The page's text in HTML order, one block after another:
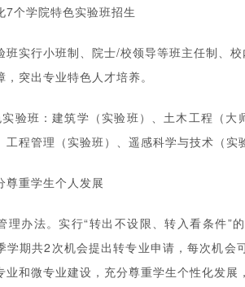
7个学院特色实验班招生
班实行小班制、院士/校领导等班主任制、
突出专业特色人才培养。
验班：建筑学（实验班）、土木工程（
工程管理（实验班）、遥感科学与技术（
尊重学生个人发展
理办法。实行“转出不设限、转入看条件”
学期共2次机会提出转专业申请，每次机
业和微专业建设，充分尊重学生个性化发